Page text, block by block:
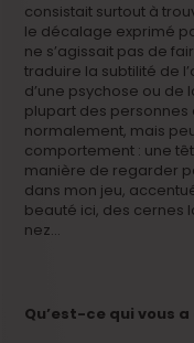
consistait surtout à
le décalage exprimé
ne s’agissait pas de
traduire la subtilité de
d’une psychose ou de
plupart des personnes
normalement, mais
comportement : une
manière de regarder
dans mon jeu,
beauté ici, des cernes
nez…
Qu’est-ce qui vous a